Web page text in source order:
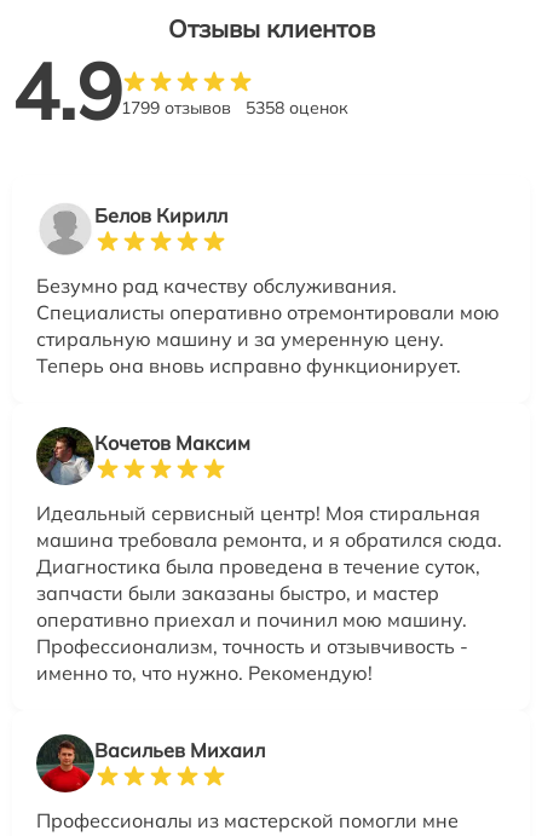
Отзывы клиентов
4.91799 отзывов 5358 оценок
Белов Кирилл
Безумно рад качеству обслуживания.
Специалисты оперативно отремонтировали мою
стиральную машину и за умеренную цену.
Теперь она вновь исправно функционирует.
Кочетов Максим
Идеальный сервисный центр! Моя стиральная
машина требовала ремонта, и я обратился сюда.
Диагностика была проведена в течение суток,
запчасти были заказаны быстро, и мастер
оперативно приехал и починил мою машину.
Профессионализм, точность и отзывчивость -
именно то, что нужно. Рекомендую!
Васильев Михаил
Профессионалы из мастерской помогли мне